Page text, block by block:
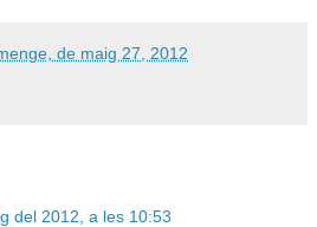
de maig 27, 2012
del 2012, a les 10:53